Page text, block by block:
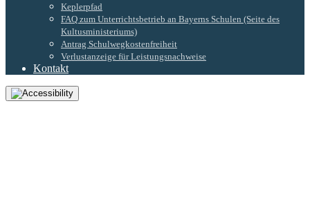
Keplerpfad
FAQ zum Unterrichtsbetrieb an Bayerns Schulen (Seite des
Kultusministeriums)
Antrag Schulwegkostenfreiheit
Verlustanzeige für Leistungsnachweise
Kontakt